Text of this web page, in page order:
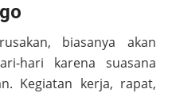
biasanya akan
hari karena suasana
Kegiatan kerja, rapat,